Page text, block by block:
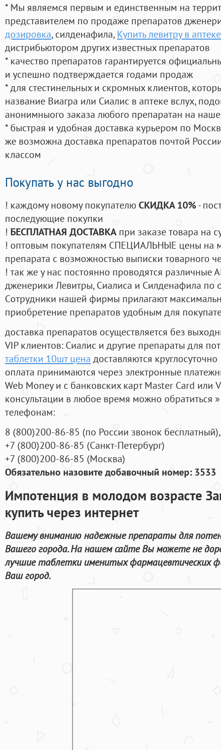
* Мы являемся первым и единственным на
представителем по продаже препаратов
дозировка, силденафила, Купить левитру в
дистрибьютором других известных препаратов
* качество препаратов гарантируется
и успешно подтверждается годами продаж
* для стестинельных и скромных клиентов,
название Виагра или Сиалис в аптеке вслух,
анонимныого заказа любого препаратан на
* быстрая и удобная доставка курьером по
же возможна доставка препаратов почтой
классом
Покупать у нас выгодно
! каждому новому покупателюСКИДКА 10%-
последующие покупки
! БЕСПЛАТНАЯ ДОСТАВКА при заказе товара на
! оптовым покупателям СПЕЦИАЛЬНЫЕ цены на
препарата с возможностью выписки товарного
! так же у нас постоянно проводятся
дженерики Левитры, Сиалиса и Силденафила по
Cотрудники нашей фирмы прилагают
приобретение препаратов удобным для
доставка препаратов осуществляется без
VIP клиентов: Сиалис и другие препараты для
таблетки 10шт цена доставляются круглосуточно
оплата принимаются через электронные
Web Money и с банковских карт Master Card или
консультации в любое время можно обратиться
телефонам:
8 (800)200-86-85 (по России звонок бесплатный),
+7 (800)200-86-85 (Санкт-Петербург)
+7 (800)200-86-85 (Москва)
Обязательно назовите добавочный номер: 3533
Импотенция в молодом возрасте
купить через интернет
Вашему вниманию надежные препараты для
Вашего города. На нашем сайте Вы можете не
лучшие таблетки именитых фармацевтических
Ваш город.